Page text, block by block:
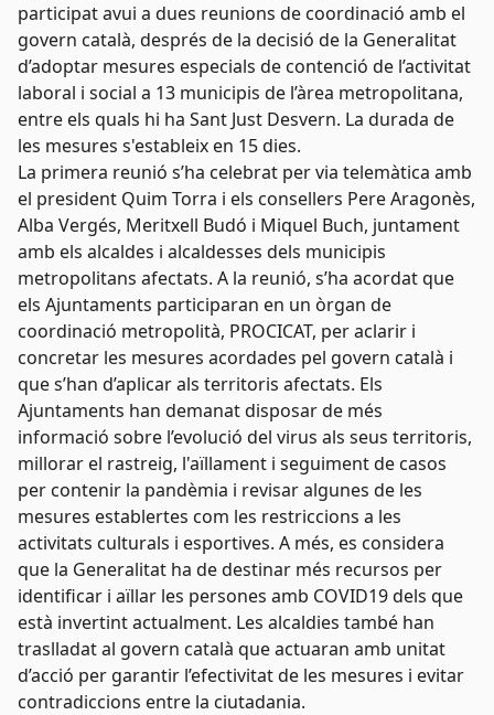
participat avui a dues reunions de coordinació amb el
govern català, després de la decisió de la Generalitat
d’adoptar mesures especials de contenció de l’activitat
laboral i social a 13 municipis de l’àrea metropolitana,
entre els quals hi ha Sant Just Desvern. La durada de
les mesures s'estableix en 15 dies.
La primera reunió s’ha celebrat per via telemàtica amb
el president Quim Torra i els consellers Pere Aragonès,
Alba Vergés, Meritxell Budó i Miquel Buch, juntament
amb els alcaldes i alcaldesses dels municipis
metropolitans afectats. A la reunió, s’ha acordat que
els Ajuntaments participaran en un òrgan de
coordinació metropolità, PROCICAT, per aclarir i
concretar les mesures acordades pel govern català i
que s’han d’aplicar als territoris afectats. Els
Ajuntaments han demanat disposar de més
informació sobre l’evolució del virus als seus territoris,
millorar el rastreig, l'aïllament i seguiment de casos
per contenir la pandèmia i revisar algunes de les
mesures establertes com les restriccions a les
activitats culturals i esportives. A més, es considera
que la Generalitat ha de destinar més recursos per
identificar i aïllar les persones amb COVID19 dels que
està invertint actualment. Les alcaldies també han
traslladat al govern català que actuaran amb unitat
d’acció per garantir l’efectivitat de les mesures i evitar
contradiccions entre la ciutadania.